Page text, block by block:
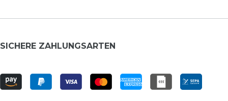
SICHERE ZAHLUNGSARTEN